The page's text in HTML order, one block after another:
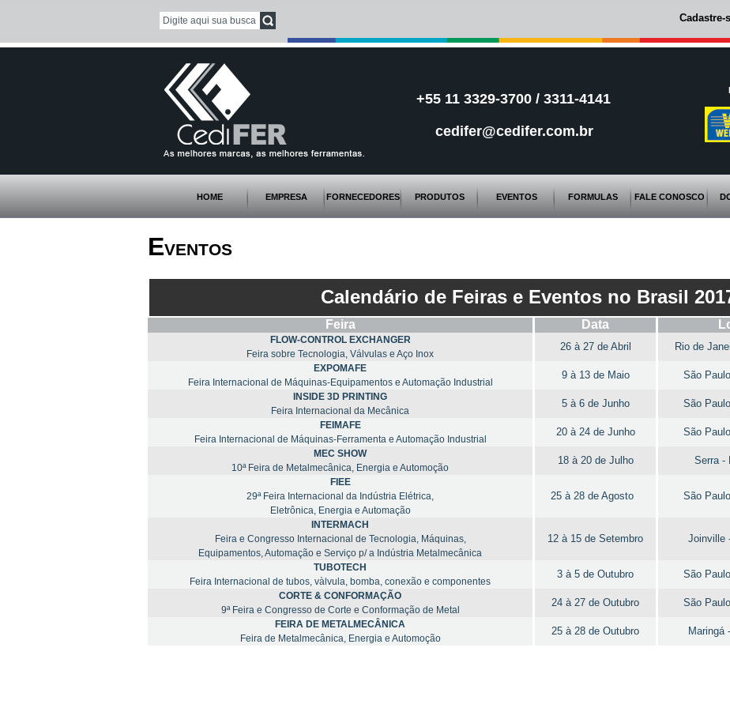
Cadastre-
+55 11 3329-3700 / 3311-4141
cedifer@cedifer.com.br
HOME EMPRESA FORNECEDORES PRODUTOS EVENTOS FORMULAS FALE CONOSCO
EVENTOS
Calendário de Feiras e Eventos no Brasil
Feira Data
FLOW-CONTROL EXCHANGER
Feira sobre Tecnologia, Válvulas e Aço Inox
26 à 27 de Abril Rio de
EXPOMAFE
Feira Internacional de Máquinas-Equipamentos e Automação Industrial
9 à 13 de Maio São
INSIDE 3D PRINTING
Feira Internacional da Mecânica
5 à 6 de Junho São
FEIMAFE
Feira Internacional de Máquinas-Ferramenta e Automação Industrial
20 à 24 de Junho São
MEC SHOW
10ª Feira de Metalmecânica, Energia e Automoção
18 à 20 de Julho Serra -
FIEE
29ª Feira Internacional da Indústria Elétrica,
Eletrônica, Energia e Automação
25 à 28 de Agosto São
INTERMACH
Feira e Congresso Internacional de Tecnologia, Máquinas,
Equipamentos, Automação e Serviço p/ a Indústria Metalmecânica
12 à 15 de Setembro Joinville
TUBOTECH
Feira Internacional de tubos, vàlvula, bomba, conexão e componentes
3 à 5 de Outubro São
CORTE & CONFORMAÇÃO
9ª Feira e Congresso de Corte e Conformação de Metal
24 à 27 de Outubro São
FEIRA DE METALMECÂNICA
Feira de Metalmecânica, Energia e Automoção
25 à 28 de Outubro Maringá